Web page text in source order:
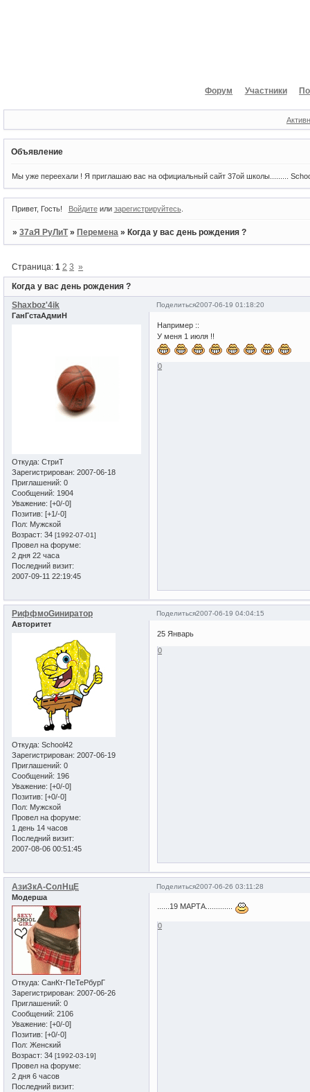
Форум Участники
Объявление
Мы уже переехали ! Я приглашаю вас на официальный сайт 37ой школы.........
Привет, Гость! Войдитеили зарегистрируйтесь.
»37аЯ РуЛиТ »Перемена »Когда у вас день рождения ?
Когда у вас день рождения ?
Страница:1 2 3 »
Поделиться2007-06-19 01:18:20
Shaxboz'4ik
ГанГстаАдмиН
Откуда: СтриТ
Зарегистрирован: 2007-06-18
Приглашений: 0
Сообщений: 1904
Уважение: [+0/-0]
Позитив: [+1/-0]
Пол: Мужской
Возраст: 34 [1992-07-01]
Провел на форуме:
2 дня 22 часа
Последний визит:
2007-09-11 22:19:45
Например ::
У меня 1 июля !!
0
Поделиться2007-06-19 04:04:15
РиффмоGиниратор
Авторитет
Откуда: School42
Зарегистрирован: 2007-06-19
Приглашений: 0
Сообщений: 196
Уважение: [+0/-0]
Позитив: [+0/-0]
Пол: Мужской
Провел на форуме:
1 день 14 часов
Последний визит:
2007-08-06 00:51:45
25 Январь
0
Поделиться2007-06-26 03:11:28
АзиЗкА-СолНцЕ
Модерша
Откуда: СанКт-ПеТеРбурГ
Зарегистрирован: 2007-06-26
Приглашений: 0
Сообщений: 2106
Уважение: [+0/-0]
Позитив: [+0/-0]
Пол: Женский
Возраст: 34 [1992-03-19]
Провел на форуме:
2 дня 6 часов
Последний визит:
......19 МАРТА.............
0